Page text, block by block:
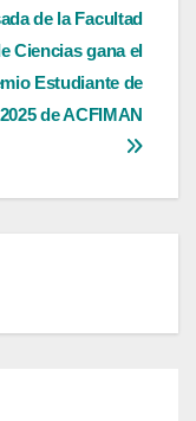
de la Facultad
Ciencias gana el
Estudiante de
de ACFIMAN